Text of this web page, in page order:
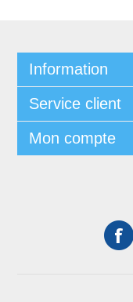
Information
Service client
Mon compte